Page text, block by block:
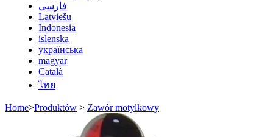
فارسی
Latviešu
Indonesia
íslenska
українська
magyar
Català
ไทย
Home>Produktów > Zawór motylkowy